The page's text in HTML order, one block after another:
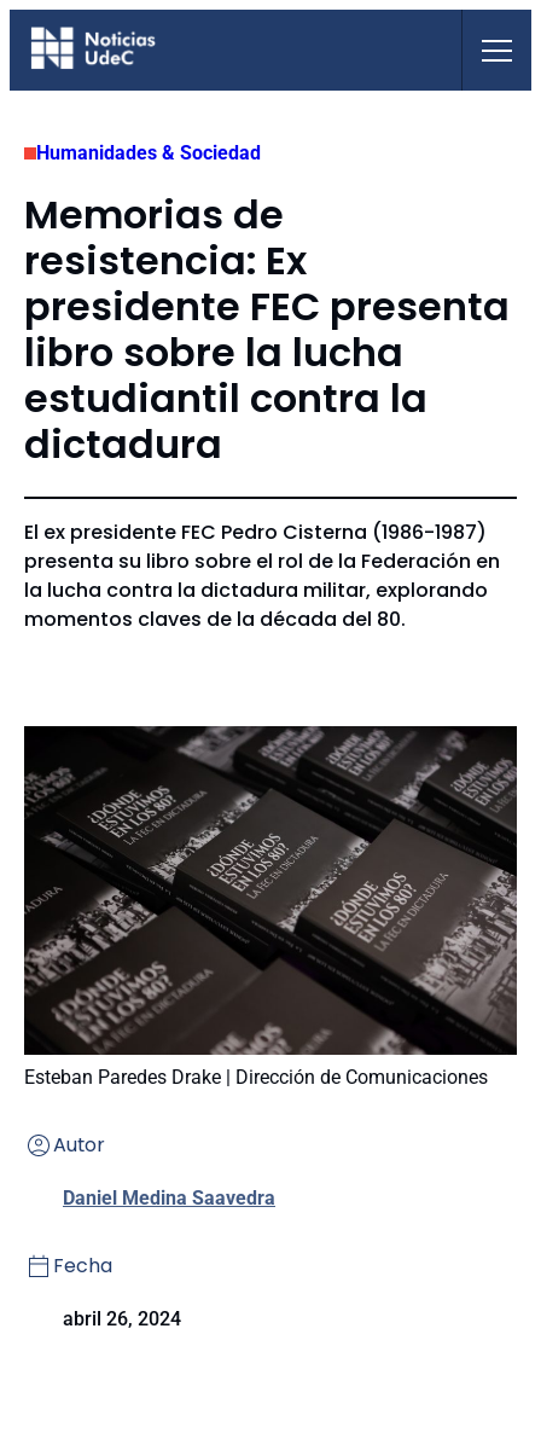
Saltar
Humanidades & Sociedad
Memorias de
resistencia: Ex
presidente FEC presenta
libro sobre la lucha
estudiantil contra la
dictadura
El ex presidente FEC Pedro Cisterna (1986-1987)
presenta su libro sobre el rol de la Federación en
la lucha contra la dictadura militar, explorando
momentos claves de la década del 80.
Esteban Paredes Drake | Dirección de Comunicaciones
Autor
Daniel Medina Saavedra
Fecha
abril 26, 2024